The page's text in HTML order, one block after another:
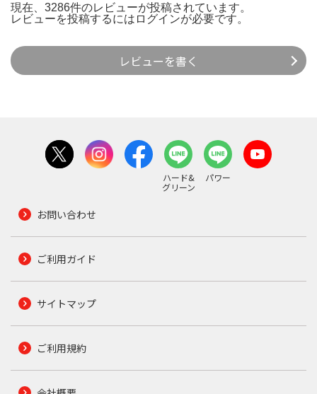
現在、3286件のレビューが投稿されています。
レビューを投稿するには ログインが必要です。
レビューを書く
ハード&
グリーン
パワー
お問い合わせ
ご利用ガイド
サイトマップ
ご利用規約